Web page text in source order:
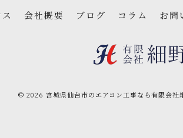
会社概要 ブログ コラム お問
© 2026 宮城県仙台市のエアコン工事なら有限会